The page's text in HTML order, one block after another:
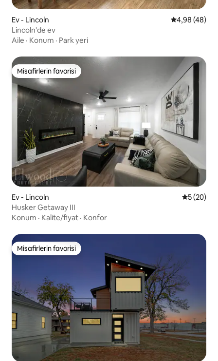
Ev - Lincoln 5 üzerinden
4,98 (48)
Lincoln'de ev
Aile · Konum · Park yeri
Misafirlerin favorisi
Misafirlerin favorisi
Ev - Lincoln 55 (20)
Husker Getaway III
Konum · Kalite/fiyat · Konfor
Misafirlerin favorisi
Misafirlerin favorisi